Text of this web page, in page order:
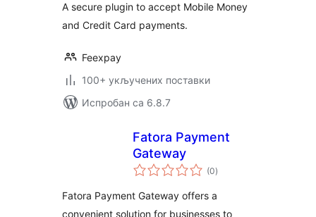
A secure plugin to accept Mobile Money
and Credit Card payments.
Feexpay
100+ укључених поставки
Испробан са 6.8.7
Fatora Payment
Gateway
(0укупних
оцена
)
Fatora Payment Gateway offers a
convenient solution for businesses to